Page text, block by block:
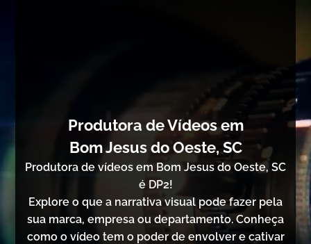
Produtora de Vídeos em
Bom Jesus do Oeste, SC
Produtora de vídeos em Bom Jesus do Oeste, SC
é DP2!
Explore o que a narrativa visual pode fazer pela
sua marca, empresa ou departamento. Conheça
como o vídeo tem o poder de envolver e cativar